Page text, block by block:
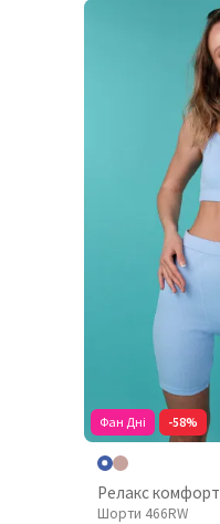
Фан Дні -58%
Релакс комфорт
Шорти 466RW